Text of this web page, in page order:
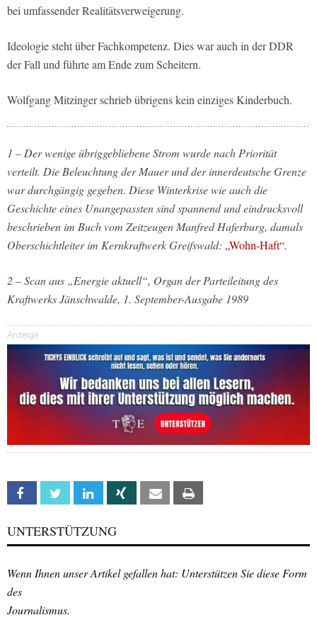
bei umfassender Realitätsverweigerung.
Ideologie steht über Fachkompetenz. Dies war auch in der DDR
der Fall und führte am Ende zum Scheitern.
Wolfgang Mitzinger schrieb übrigens kein einziges Kinderbuch.
1 – Der wenige übriggebliebene Strom wurde nach Priorität
verteilt. Die Beleuchtung der Mauer und der innerdeutsche Grenze
war durchgängig gegeben. Diese Winterkrise wie auch die
Geschichte eines Unangepassten sind spannend und eindrucksvoll
beschrieben im Buch vom Zeitzeugen Manfred Haferburg, damals
Oberschichtleiter im Kernkraftwerk Greifswald: „Wohn-Haft“.
2 – Scan aus „Energie aktuell“, Organ der Parteileitung des
Kraftwerks Jänschwalde, 1. September-Ausgabe 1989
Anzeige
Facebook Twitter Linkedin Xing Email
UNTERSTÜTZUNG
Wenn Ihnen unser Artikel gefallen hat: Unterstützen Sie diese Form
des
Journalismus.